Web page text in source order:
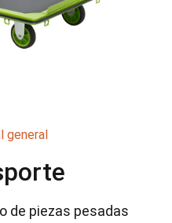
general
de piezas pesadas